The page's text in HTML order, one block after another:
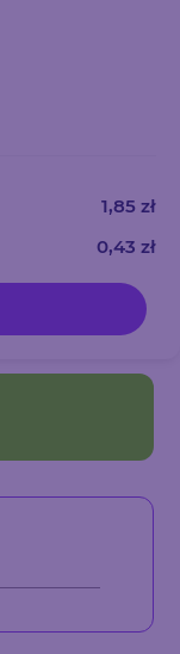
1,85 zł
0,43 zł